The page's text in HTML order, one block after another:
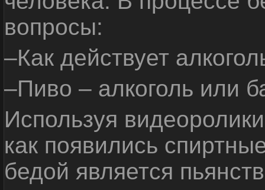
вопросы:
–Как действует
–Пиво – алкоголь или
Используя
как появились
бедой является